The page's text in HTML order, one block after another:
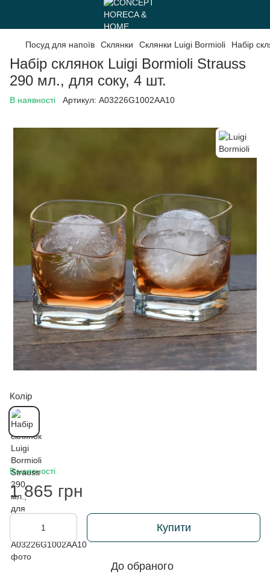
Посуд для напоїв Склянки Склянки Luigi Bormioli Набір
Набір склянок Luigi Bormioli Strauss
290 мл., для соку, 4 шт.
В наявності Артикул: A03226G1002AA10
Колір
В наявності
1 865 грн
Купити
До обраного